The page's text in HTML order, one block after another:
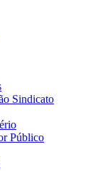
Sindicato
Público